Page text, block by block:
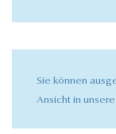
Sie können
Ansicht in